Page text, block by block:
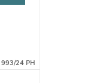
993/24 PH